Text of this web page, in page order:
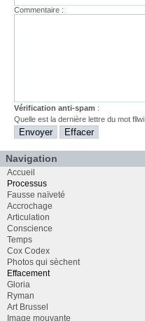
Commentaire :
Vérification anti-spam :
Quelle est ladernière lettre du motfllwi
Navigation
Accueil
Processus
Fausse naïveté
Accrochage
Articulation
Conscience
Temps
Cox Codex
Photos qui sèchent
Effacement
Gloria
Ryman
Art Brussel
Image mouvante